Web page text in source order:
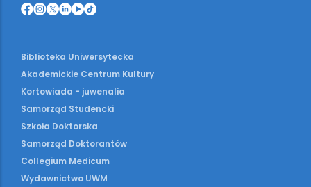
Biblioteka Uniwersytecka
Akademickie Centrum Kultury
Kortowiada - juwenalia
Samorząd Studencki
Szkoła Doktorska
Samorząd Doktorantów
Collegium Medicum
Wydawnictwo UWM